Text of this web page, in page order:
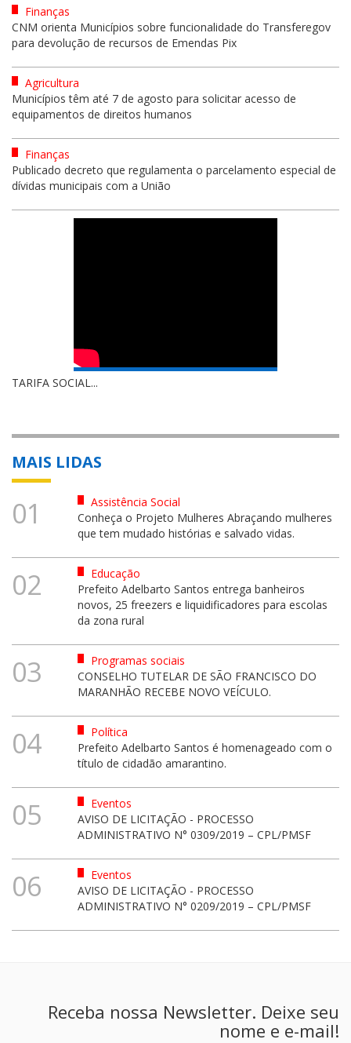
Finanças
CNM orienta Municípios sobre funcionalidade do Transferegov
para devolução de recursos de Emendas Pix
Agricultura
Municípios têm até 7 de agosto para solicitar acesso de
equipamentos de direitos humanos
Finanças
Publicado decreto que regulamenta o parcelamento especial de
dívidas municipais com a União
TARIFA SOCIAL...
MAIS LIDAS
01
Assistência Social
Conheça o Projeto Mulheres Abraçando mulheres
que tem mudado histórias e salvado vidas.
02
Educação
Prefeito Adelbarto Santos entrega banheiros
novos, 25 freezers e liquidificadores para escolas
da zona rural
03
Programas sociais
CONSELHO TUTELAR DE SÃO FRANCISCO DO
MARANHÃO RECEBE NOVO VEÍCULO.
04
Política
Prefeito Adelbarto Santos é homenageado com o
título de cidadão amarantino.
05
Eventos
AVISO DE LICITAÇÃO - PROCESSO
ADMINISTRATIVO N° 0309/2019 – CPL/PMSF
06
Eventos
AVISO DE LICITAÇÃO - PROCESSO
ADMINISTRATIVO N° 0209/2019 – CPL/PMSF
Receba nossa Newsletter. Deixe seu
nome e e-mail!